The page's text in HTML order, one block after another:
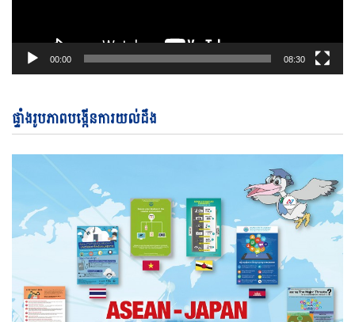
00:00 08:30
ផ្ទាំងរូបភាពបង្កើនការយល់ដឹង